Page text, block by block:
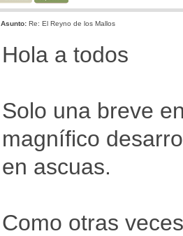
Asunto: Re: El Reyno de los Mallos
Hola a todos
Solo una breve
magnífico
en ascuas.
Como otras